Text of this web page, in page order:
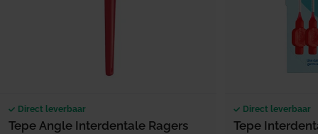
Direct leverbaar
Tepe Angle Interdentale Ragers
Direct leverbaar
Tepe